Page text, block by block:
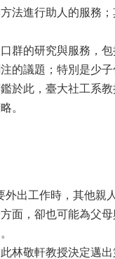
法進行助人的服務
群的研究與服務，
的議題；特別是少
於此，臺大社工系
。
出工作時，其他親
面，卻也可能為父
林敬軒教授決定邁